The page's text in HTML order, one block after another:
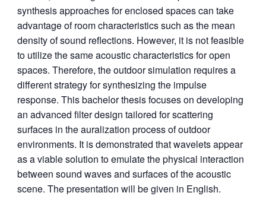
synthesis approaches for enclosed spaces can take
advantage of room characteristics such as the mean
density of sound reflections. However, it is not feasible
to utilize the same acoustic characteristics for open
spaces. Therefore, the outdoor simulation requires a
different strategy for synthesizing the impulse
response. This bachelor thesis focuses on developing
an advanced filter design tailored for scattering
surfaces in the auralization process of outdoor
environments. It is demonstrated that wavelets appear
as a viable solution to emulate the physical interaction
between sound waves and surfaces of the acoustic
scene. The presentation will be given in English.